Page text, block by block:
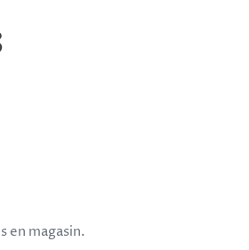
en magasin.